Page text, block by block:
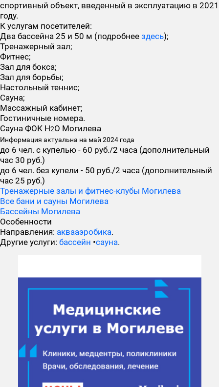
спортивный объект, введенный в эксплуатацию в 2021
году.
К услугам посетителей:
Два бассейна 25 и 50 м (подробнее здесь);
Тренажерный зал;
Фитнес;
Зал для бокса;
Зал для борьбы;
Настольный теннис;
Сауна;
Массажный кабинет;
Гостиничные номера.
Сауна ФОК H2O Могилева
Информация актуальна на май 2024 года
до 6 чел. с купелью - 60 руб./2 часа (дополнительный
час 30 руб.)
до 6 чел. без купели - 50 руб./2 часа (дополнительный
час 25 руб.)
Тренажерные залы и фитнес-клубы Могилева
Все бани и сауны Могилева
Бассейны Могилева
Особенности
Направления: аквааэробика.
Другие услуги: бассейн •сауна.